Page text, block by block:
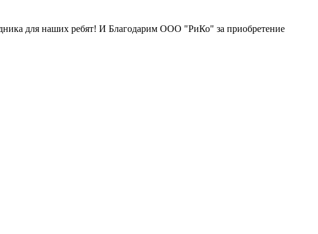
для наших ребят! И Благодарим ООО "РиКо" за приобретение